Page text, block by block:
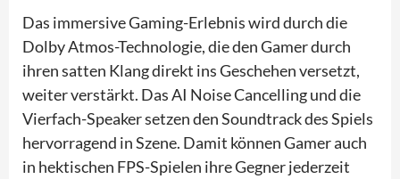
Das immersive Gaming-Erlebnis wird durch die
Dolby Atmos-Technologie, die den Gamer durch
ihren satten Klang direkt ins Geschehen versetzt,
weiter verstärkt. Das AI Noise Cancelling und die
Vierfach-Speaker setzen den Soundtrack des Spiels
hervorragend in Szene. Damit können Gamer auch
in hektischen FPS-Spielen ihre Gegner jederzeit